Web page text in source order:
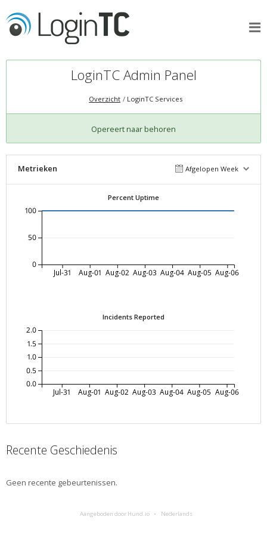
LoginTC Admin Panel
Overzicht LoginTC Services
Opereert naar behoren
Metrieken Afgelopen Week
Percent Uptime
Jul-31 Aug-01 Aug-02 Aug-03 Aug-04 Aug-05 Aug-06
0
50
100
Incidents Reported
Jul-31 Aug-01 Aug-02 Aug-03 Aug-04 Aug-05 Aug-06
0.0
0.5
1.0
1.5
2.0
Recente Geschiedenis
Geen recente gebeurtenissen.
Aangeboden door Hund.io Nederlands